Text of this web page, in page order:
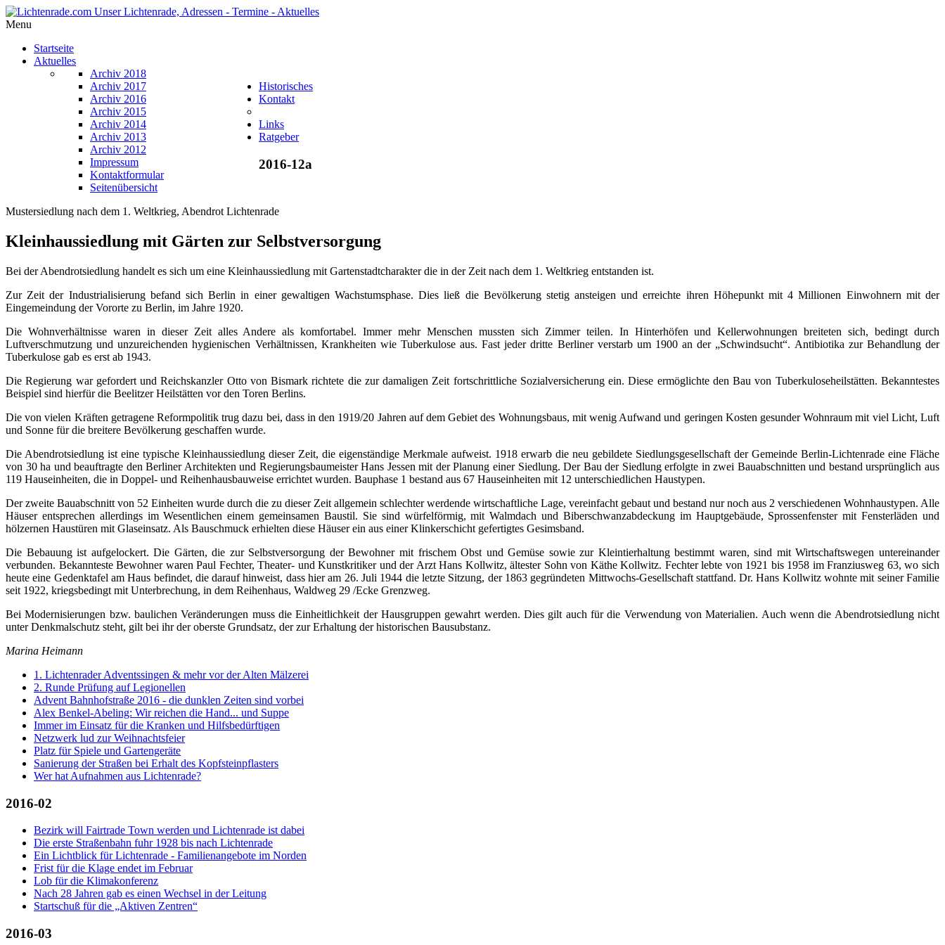
Menu
Startseite
Aktuelles
Archiv 2018
Archiv 2017
Archiv 2016
Archiv 2015
Archiv 2014
Archiv 2013
Archiv 2012
Historisches
Kontakt
Impressum
Kontaktformular
Seitenübersicht
Links
Ratgeber
Mustersiedlung nach dem 1. Weltkrieg, Abendrot Lichtenrade
Kleinhaussiedlung mit Gärten zur Selbstversorgung
Bei der Abendrotsiedlung handelt es sich um eine Kleinhaussiedlung mit Gartenstadtcharakter die in der Zeit nach dem 1. Weltkrieg entstanden ist.
Zur Zeit der Industrialisierung befand sich Berlin in einer gewaltigen Wachstumsphase. Dies ließ die Bevölkerung stetig ansteigen und erreichte ihren Höhepunkt mit 4 Millionen Einwohnern mit der
Eingemeindung der Vororte zu Berlin, im Jahre 1920.
Die Wohnverhältnisse waren in dieser Zeit alles Andere als komfortabel. Immer mehr Menschen mussten sich Zimmer teilen. In Hinterhöfen und Kellerwohnungen breiteten sich, bedingt durch
Luftverschmutzung und unzureichenden hygienischen Verhältnissen, Krankheiten wie Tuberkulose aus. Fast jeder dritte Berliner verstarb um 1900 an der „Schwindsucht“. Antibiotika zur Behandlung der
Tuberkulose gab es erst ab 1943.
Die Regierung war gefordert und Reichskanzler Otto von Bismark richtete die zur damaligen Zeit fortschrittliche Sozialversicherung ein. Diese ermöglichte den Bau von Tuberkuloseheilstätten. Bekanntestes
Beispiel sind hierfür die Beelitzer Heilstätten vor den Toren Berlins.
Die von vielen Kräften getragene Reformpolitik trug dazu bei, dass in den 1919/20 Jahren auf dem Gebiet des Wohnungsbaus, mit wenig Aufwand und geringen Kosten gesunder Wohnraum mit viel Licht, Luft
und Sonne für die breitere Bevölkerung geschaffen wurde.
Die Abendrotsiedlung ist eine typische Kleinhaussiedlung dieser Zeit, die eigenständige Merkmale aufweist. 1918 erwarb die neu gebildete Siedlungsgesellschaft der Gemeinde Berlin-Lichtenrade eine Fläche
von 30 ha und beauftragte den Berliner Architekten und Regierungsbaumeister Hans Jessen mit der Planung einer Siedlung. Der Bau der Siedlung erfolgte in zwei Bauabschnitten und bestand ursprünglich aus
119 Hauseinheiten, die in Doppel- und Reihenhausbauweise errichtet wurden. Bauphase 1 bestand aus 67 Hauseinheiten mit 12 unterschiedlichen Haustypen.
Der zweite Bauabschnitt von 52 Einheiten wurde durch die zu dieser Zeit allgemein schlechter werdende wirtschaftliche Lage, vereinfacht gebaut und bestand nur noch aus 2 verschiedenen Wohnhaustypen. Alle
Häuser entsprechen allerdings im Wesentlichen einem gemeinsamen Baustil. Sie sind würfelförmig, mit Walmdach und Biberschwanzabdeckung im Hauptgebäude, Sprossenfenster mit Fensterläden und
hölzernen Haustüren mit Glaseinsatz. Als Bauschmuck erhielten diese Häuser ein aus einer Klinkerschicht gefertigtes Gesimsband.
Die Bebauung ist aufgelockert. Die Gärten, die zur Selbstversorgung der Bewohner mit frischem Obst und Gemüse sowie zur Kleintierhaltung bestimmt waren, sind mit Wirtschaftswegen untereinander
verbunden. Bekannteste Bewohner waren Paul Fechter, Theater- und Kunstkritiker und der Arzt Hans Kollwitz, ältester Sohn von Käthe Kollwitz. Fechter lebte von 1921 bis 1958 im Franziusweg 63, wo sich
heute eine Gedenktafel am Haus befindet, die darauf hinweist, dass hier am 26. Juli 1944 die letzte Sitzung, der 1863 gegründeten Mittwochs-Gesellschaft stattfand. Dr. Hans Kollwitz wohnte mit seiner Familie
seit 1922, kriegsbedingt mit Unterbrechung, in dem Reihenhaus, Waldweg 29 /Ecke Grenzweg.
Bei Modernisierungen bzw. baulichen Veränderungen muss die Einheitlichkeit der Hausgruppen gewahrt werden. Dies gilt auch für die Verwendung von Materialien. Auch wenn die Abendrotsiedlung nicht
unter Denkmalschutz steht, gilt bei ihr der oberste Grundsatz, der zur Erhaltung der historischen Bausubstanz.
Marina Heimann
2016-12a
1. Lichtenrader Adventssingen & mehr vor der Alten Mälzerei
2. Runde Prüfung auf Legionellen
Advent Bahnhofstraße 2016 - die dunklen Zeiten sind vorbei
Alex Benkel-Abeling: Wir reichen die Hand... und Suppe
Immer im Einsatz für die Kranken und Hilfsbedürftigen
Netzwerk lud zur Weihnachtsfeier
Platz für Spiele und Gartengeräte
Sanierung der Straßen bei Erhalt des Kopfsteinpflasters
Wer hat Aufnahmen aus Lichtenrade?
2016-02
Bezirk will Fairtrade Town werden und Lichtenrade ist dabei
Die erste Straßenbahn fuhr 1928 bis nach Lichtenrade
Ein Lichtblick für Lichtenrade - Familienangebote im Norden
Frist für die Klage endet im Februar
Lob für die Klimakonferenz
Nach 28 Jahren gab es einen Wechsel in der Leitung
Startschuß für die „Aktiven Zentren“
2016-03